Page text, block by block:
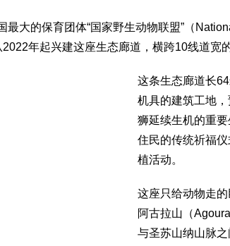
最大的保育团体“国家野生动物联盟”（
年起兴建这座生态廊道，横跨10线道宽
这条生态廊道长
机具的建筑工地
狮延续生机的重
住民的传统祈福
植活动。
这座只给动物走
阿古拉山（
与圣苏山纳山脉